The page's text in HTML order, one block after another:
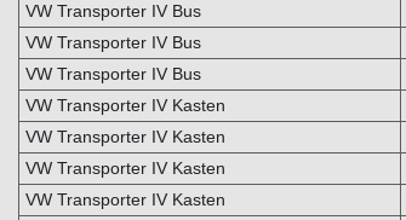
VW Transporter IV Bus
VW Transporter IV Bus
VW Transporter IV Bus
VW Transporter IV Kasten
VW Transporter IV Kasten
VW Transporter IV Kasten
VW Transporter IV Kasten